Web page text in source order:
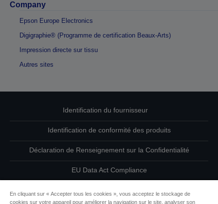
Company
Epson Europe Electronics
Digigraphie® (Programme de certification Beaux-Arts)
Impression directe sur tissu
Autres sites
Identification du fournisseur
Identification de conformité des produits
Déclaration de Renseignement sur la Confidentialité
EU Data Act Compliance
En cliquant sur « Accepter tous les cookies », vous acceptez le stockage de
cookies sur votre appareil pour améliorer la navigation sur le site, analyser son